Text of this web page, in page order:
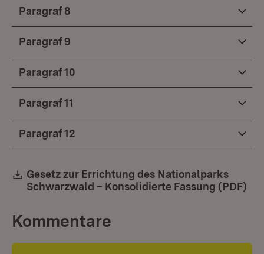
Paragraf 8
Paragraf 9
Paragraf 10
Paragraf 11
Paragraf 12
Download:
Gesetz zur Errichtung des Nationalparks
Schwarzwald – Konsolidierte Fassung (PDF)
Kommentare